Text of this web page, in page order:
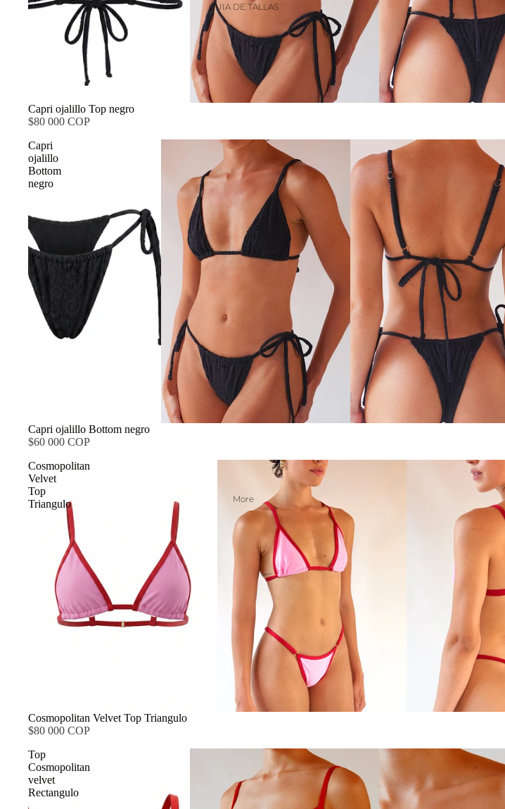
GUIA DE TALLAS
More
Capri ojalillo Top negro
$80 000 COP
Capri
ojalillo
Bottom
negro
Capri ojalillo Bottom negro
$60 000 COP
Cosmopolitan
Velvet
Top
Triangulo
Cosmopolitan Velvet Top Triangulo
$80 000 COP
Top
Cosmopolitan
velvet
Rectangulo